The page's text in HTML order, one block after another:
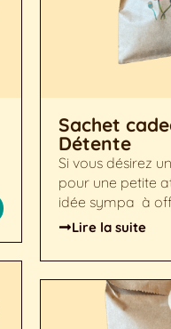
Sachet
Détente
Si vous désirez
pour une petite
idée sympa à
Lire la suite